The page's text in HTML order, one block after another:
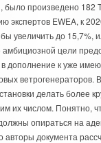
было произведено 182
экспертов EWEA, к
увеличить до 15,7%,
цели
дополнение к уже
ветрогенераторов.
делать более
их числом. Понятно,
опираться на
авторы документа